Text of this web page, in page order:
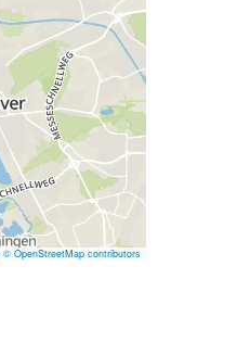
© OpenStreetMap contributors